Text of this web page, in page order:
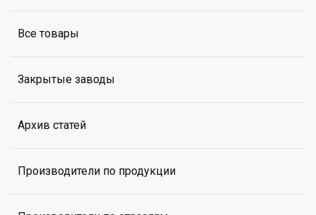
Все товары
Закрытые заводы
Архив статей
Производители по продукции